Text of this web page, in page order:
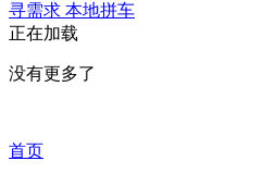
寻需求 本地拼车
正在加载
没有更多了
首页